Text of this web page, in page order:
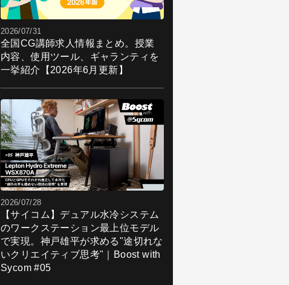
2026/07/31
全国CG講師求人情報まとめ。授業
内容、使用ツール、ギャランティを
一挙紹介【2026年6月更新】
2026/07/28
【サイコム】デュアル水冷システム
のワークステーション最上位モデル
で実現。神戸雄平が求める"途切れな
いクリエイティブ思考"｜Boost with
Sycom #05